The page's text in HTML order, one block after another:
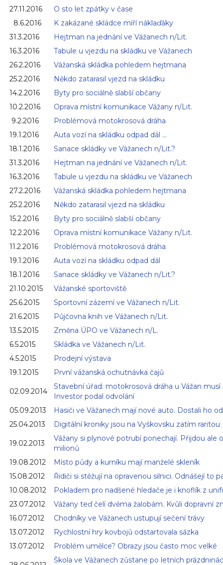
27.11.2016
O sto let zpátky v čase
8.6.2016
K zakázané skládce míří náklaďáky
31.3.2016
Hejtman na jednání ve Vážanech n/Lit.
16.3.2016
Tabule u vjezdu na skládku ve Vážanech
26.2.2016
Vážanská skládka pohledem hejtmana
25.2.2016
Někdo zatarasil vjezd na skládku
14.2.2016
Byty pro sociálně slabší občany
10.2.2016
Oprava místní komunikace Vážany n/Lit.
9.2.2016
Problémová motokrosová dráha
19.1.2016
Auta vozí na skládku odpad dál ...
18.1.2016
Sanace skládky ve Vážanech n/Lit.?
31.3.2016
Hejtman na jednání ve Vážanech n/Lit.
16.3.2016
Tabule u vjezdu na skládku ve Vážanech
27.2.2016
Vážanská skládka pohledem hejtmana
25.2.2016
Někdo zatarasil vjezd na skládku
15.2.2016
Byty pro sociálně slabší občany
12.2.2016
Oprava místní komunikace Vážany n/Lit.
11.2.2016
Problémová motokrosová dráha
19.1.2016
Auta vozí na skládku odpad dál
18.1.2016
Sanace skládky ve Vážanech n/Lit.?
21.10.2015
Vážanské sportoviště
25.6.2015
Sportovní zázemí ve Vážanech n/Lit.
21.6.2015
Půjčovna knih ve Vážanech n/Lit.
13.5.2015
Změna ÚPO ve Vážanech n/L.
6.5.2015
Skládka ve Vážanech n/Lit.
4.5.2015
Prodejní výstava
19.1.2015
První vážanská ochutnávka čajů
02.09.2014
Stavební úřad: motokrosová dráha u Vážan
Investor podal odvolání
05.09.2013
Hasiči ve Vážanech mají nové auto. Dostali ho
25.04.2013
Digitální kroniky jsou na Vyškovsku zatím raritou
19.02.2013
Vážany si plynové potrubí ponechají. Přijdou ale
milionů
19.08.2012
Místo půdy a kurníku mají manželé skleník
15.08.2012
Řidiči si stěžují na opravenou silnici. Odnášejí to
10.08.2012
Pokladem pro nadšené hledače je i knoflík z
23.07.2012
Vážany teď čelí dvěma žalobám. Kvůli dopravní
16.07.2012
Chodníky ve Vážanech ustupují sečení trávy
13.07.2012
Rychlostní hry kovbojů odstartovala sázka
13.07.2012
Problém umělce? Obrazy jsou často moc velké
Škola ve Vážanech zůstane po letních